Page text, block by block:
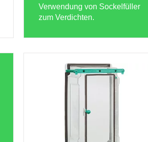
Verwendung von Sockelfüller
zum Verdichten.